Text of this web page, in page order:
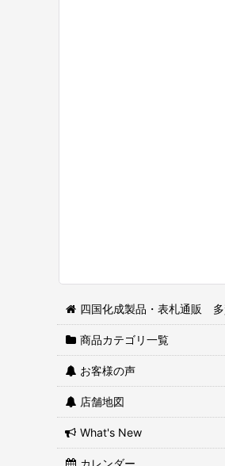
四国化成製品・表札通販 多
商品カテゴリ一覧
お客様の声
店舗地図
What's New
カレンダー